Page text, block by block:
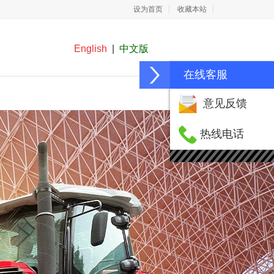
在线客服
意见反馈
热线电话
设为首页 收藏本站
English 中文版